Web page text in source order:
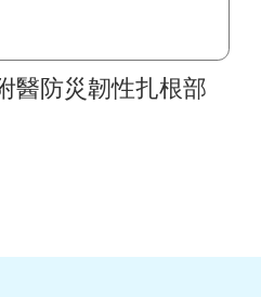
醫防災韌性扎根部